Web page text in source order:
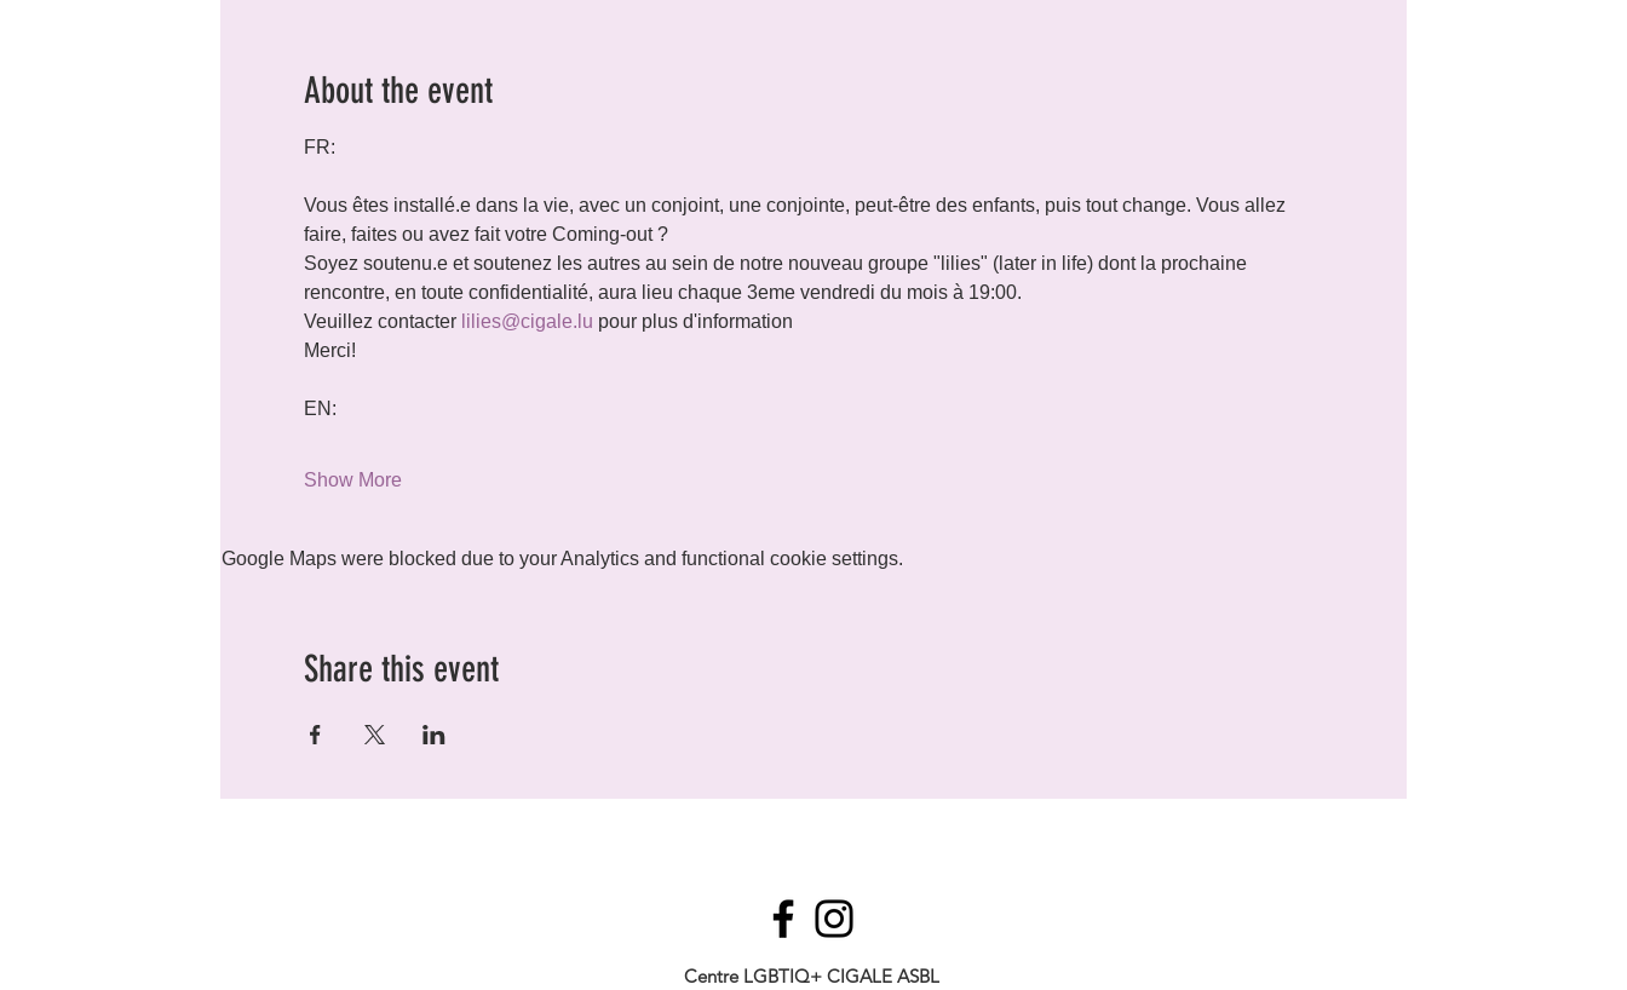
About the event
FR:
Vous êtes installé.e dans la vie, avec un conjoint, une conjointe, peut-être des enfants, puis tout change. Vous allez
faire, faites ou avez fait votre Coming-out ?
Soyez soutenu.e et soutenez les autres au sein de notre nouveau groupe "lilies" (later in life) dont la prochaine
rencontre, en toute confidentialité, aura lieu chaque 3eme vendredi du mois à 19:00.
Veuillez contacter lilies@cigale.lu pour plus d'information
Merci!
EN:
Show More
Google Maps were blocked due to your Analytics and functional cookie settings.
Share this event
Centre LGBTIQ+ CIGALE ASBL